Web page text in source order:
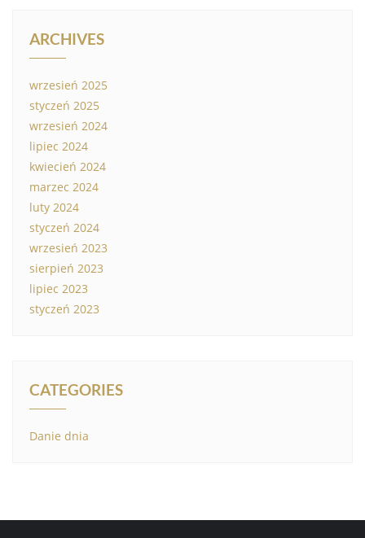
ARCHIVES
wrzesień 2025
styczeń 2025
wrzesień 2024
lipiec 2024
kwiecień 2024
marzec 2024
luty 2024
styczeń 2024
wrzesień 2023
sierpień 2023
lipiec 2023
styczeń 2023
CATEGORIES
Danie dnia